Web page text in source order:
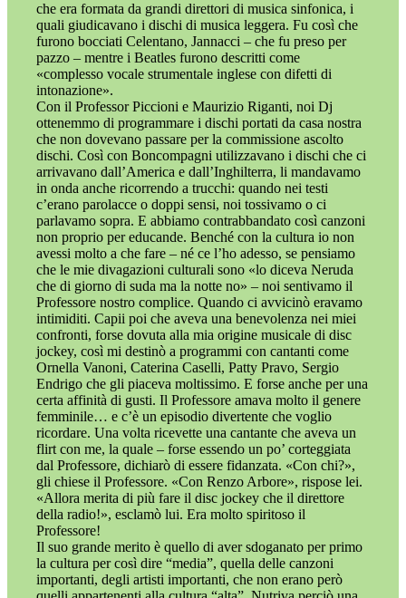
che era formata da grandi direttori di musica sinfonica, i
quali giudicavano i dischi di musica leggera. Fu così che
furono bocciati Celentano, Jannacci – che fu preso per
pazzo – mentre i Beatles furono descritti come
«complesso vocale strumentale inglese con difetti di
intonazione».
Con il Professor Piccioni e Maurizio Riganti, noi Dj
ottenemmo di programmare i dischi portati da casa nostra
che non dovevano passare per la commissione ascolto
dischi. Così con Boncompagni utilizzavano i dischi che ci
arrivavano dall’America e dall’Inghilterra, li mandavamo
in onda anche ricorrendo a trucchi: quando nei testi
c’erano parolacce o doppi sensi, noi tossivamo o ci
parlavamo sopra. E abbiamo contrabbandato così canzoni
non proprio per educande. Benché con la cultura io non
avessi molto a che fare – né ce l’ho adesso, se pensiamo
che le mie divagazioni culturali sono «lo diceva Neruda
che di giorno di suda ma la notte no» – noi sentivamo il
Professore nostro complice. Quando ci avvicinò eravamo
intimiditi. Capii poi che aveva una benevolenza nei miei
confronti, forse dovuta alla mia origine musicale di disc
jockey, così mi destinò a programmi con cantanti come
Ornella Vanoni, Caterina Caselli, Patty Pravo, Sergio
Endrigo che gli piaceva moltissimo. E forse anche per una
certa affinità di gusti. Il Professore amava molto il genere
femminile… e c’è un episodio divertente che voglio
ricordare. Una volta ricevette una cantante che aveva un
flirt con me, la quale – forse essendo un po’ corteggiata
dal Professore, dichiarò di essere fidanzata. «Con chi?»,
gli chiese il Professore. «Con Renzo Arbore», rispose lei.
«Allora merita di più fare il disc jockey che il direttore
della radio!», esclamò lui. Era molto spiritoso il
Professore!
Il suo grande merito è quello di aver sdoganato per primo
la cultura per così dire “media”, quella delle canzoni
importanti, degli artisti importanti, che non erano però